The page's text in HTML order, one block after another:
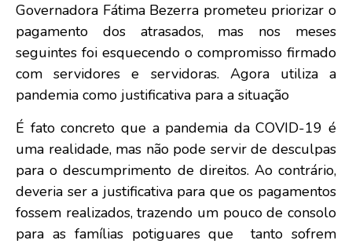
Governadora Fátima Bezerra prometeu priorizar o
pagamento dos atrasados, mas nos meses
seguintes foi esquecendo o compromisso firmado
com servidores e servidoras. Agora utiliza a
pandemia como justificativa para a situação
É fato concreto que a pandemia da COVID-19 é
uma realidade, mas não pode servir de desculpas
para o descumprimento de direitos. Ao contrário,
deveria ser a justificativa para que os pagamentos
fossem realizados, trazendo um pouco de consolo
para as famílias potiguares que tanto sofrem